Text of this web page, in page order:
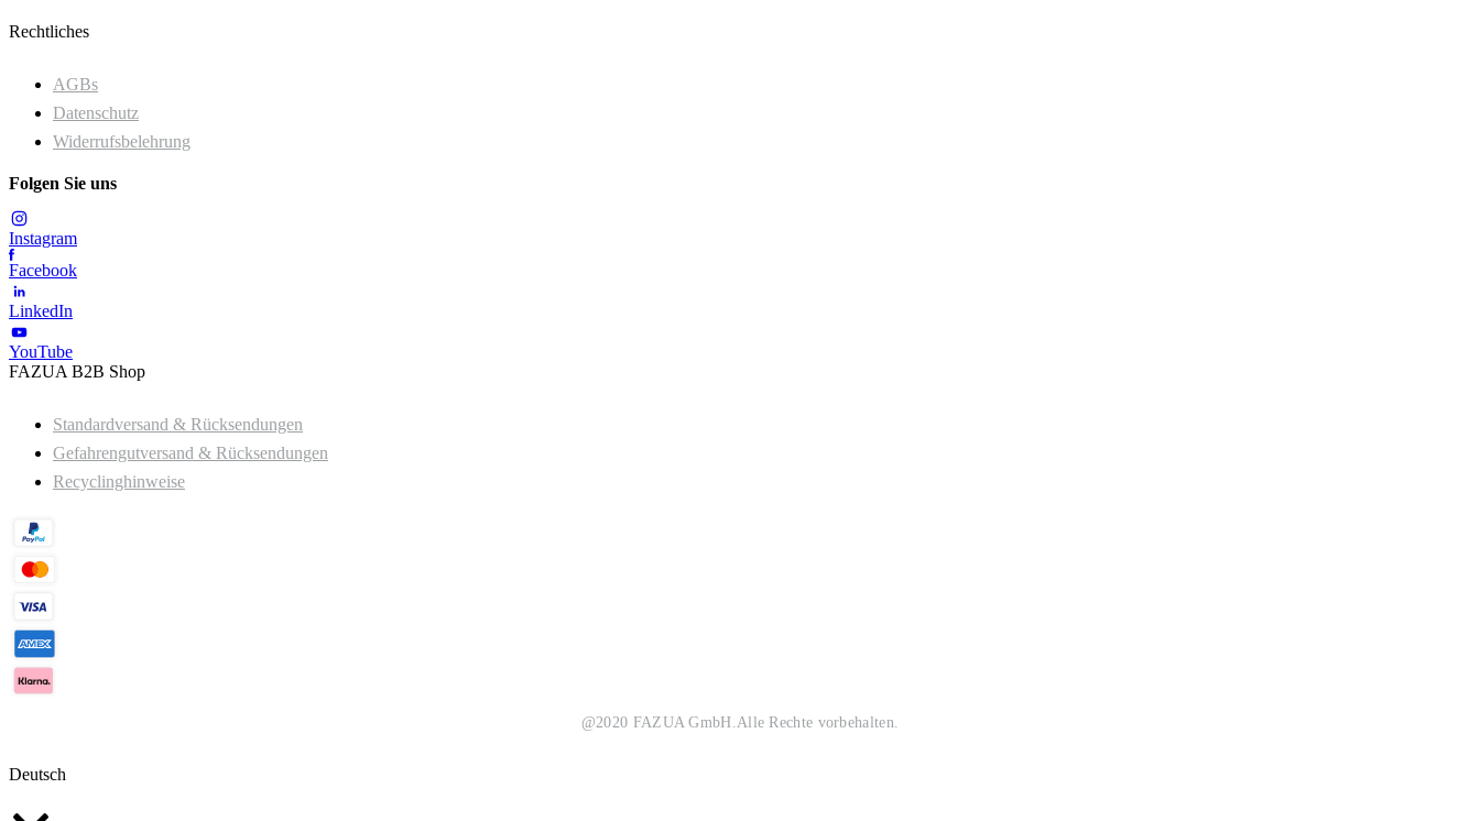
Rechtliches
AGBs
Datenschutz
Widerrufsbelehrung
Folgen Sie uns
Instagram
Facebook
LinkedIn
YouTube
FAZUA B2B Shop
Standardversand & Rücksendungen
Gefahrengutversand & Rücksendungen
Recyclinghinweise
@2020 FAZUA GmbH.Alle Rechte vorbehalten.
Deutsch